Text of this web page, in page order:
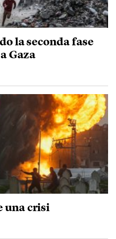
la seconda fase
Gaza
una crisi